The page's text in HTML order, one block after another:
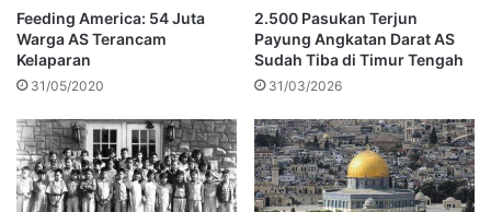
Feeding America: 54 Juta
Warga AS Terancam
Kelaparan
31/05/2020
2.500 Pasukan Terjun
Payung Angkatan Darat AS
Sudah Tiba di Timur Tengah
31/03/2026